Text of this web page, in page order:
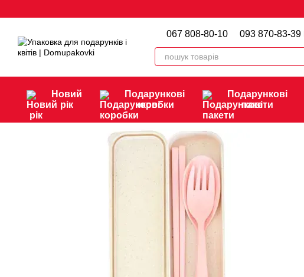
067 808-80-10 093 870-83-39
Новий
рік
Подарункові
коробки
Подарункові
пакети